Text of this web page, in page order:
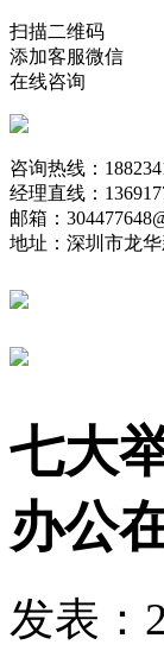
扫描二维码
添加客服微信
在线咨询
咨询热线：
经理直线：
邮箱：
地址：深圳市龙
七大
办公
发表：